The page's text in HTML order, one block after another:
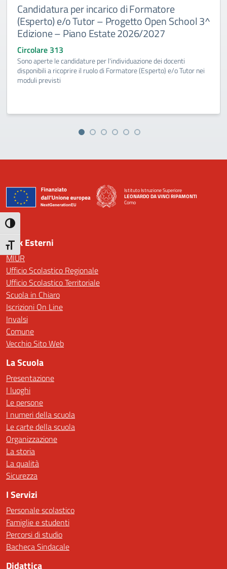
Attiva/disattiva alto contrasto
Attiva/disattiva dimensione testo
Candidatura per incarico di Formatore
(Esperto) e/o Tutor – Progetto Open School 3^
Edizione – Piano Estate 2026/2027
Circolare 313
Sono aperte le candidature per l'individuazione dei docenti
disponibili a ricoprire il ruolo di Formatore (Esperto) e/o Tutor nei
moduli previsti
Istituto Istruzione Superiore
LEONARDO DA VINCI RIPAMONTI
Como
Link Esterni
MIUR
Ufficio Scolastico Regionale
Ufficio Scolastico Territoriale
Scuola in Chiaro
Iscrizioni On Line
Invalsi
Comune
Vecchio Sito Web
La Scuola
Presentazione
I luoghi
Le persone
I numeri della scuola
Le carte della scuola
Organizzazione
La storia
La qualità
Sicurezza
I Servizi
Personale scolastico
Famiglie e studenti
Percorsi di studio
Bacheca Sindacale
Didattica